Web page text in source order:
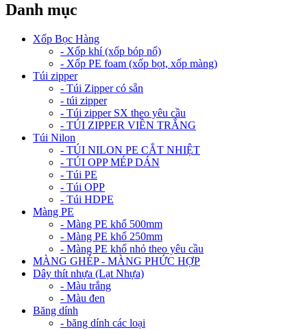
Danh mục
Xốp Bọc Hàng
- Xốp khí (xốp bóp nổ)
- Xốp PE foam (xốp bọt, xốp màng)
Túi zipper
- Túi Zipper có sẵn
- túi zipper
- Túi zipper SX theo yêu cầu
- TÚI ZIPPER VIỀN TRẮNG
Túi Nilon
- TÚI NILON PE CẮT NHIỆT
- TÚI OPP MÉP DÁN
- Túi PE
- Túi OPP
- Túi HDPE
Màng PE
- Màng PE khổ 500mm
- Màng PE khổ 250mm
- Màng PE khổ nhỏ theo yêu cầu
MÀNG GHÉP - MÀNG PHỨC HỢP
Dây thít nhựa (Lạt Nhựa)
- Màu trắng
- Màu đen
Băng dính
- băng dính các loại